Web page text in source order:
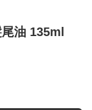
油 135ml